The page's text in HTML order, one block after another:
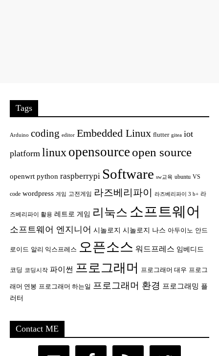
Tags
Arduino coding editor Embedded Linux flutter gitea iot
platform linux opensource open source
openwrt python raspberrypi Software sw교육 ubuntu VS
code wordpress 게임 고전게임 라즈베리파이 라즈베리파이 3 b+ 라
즈베리파이 활용 레트로 게임 리눅스 소프트웨어
소프트웨어 엔지니어 시놀로지 시놀로지 나스 아두이노 안드
로이드 알리 익스프레스 오픈소스 워드프레스 임베디드
코딩 코딩시작 파이썬 프로그래머 프로그래머 대우 프로그
래머 연봉 프로그래머 하는일 프로그래머 환경 프로그래밍 플
러터
Contact ME